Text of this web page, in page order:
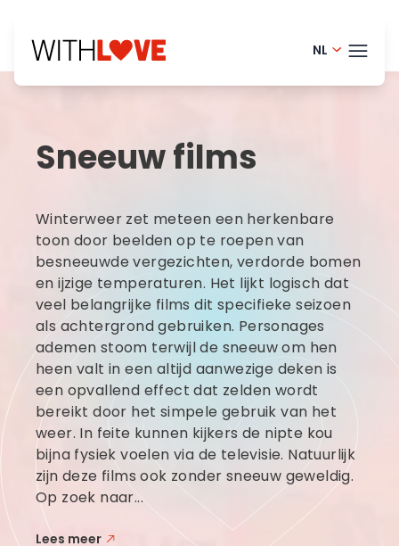
NL
French -
Swedish
Sneeuw films
Winterweer zet meteen een herkenbare
toon door beelden op te roepen van
besneeuwde vergezichten, verdorde bomen
en ijzige temperaturen. Het lijkt logisch dat
veel belangrijke films dit specifieke seizoen
als achtergrond gebruiken. Personages
ademen stoom terwijl de sneeuw om hen
heen valt in een altijd aanwezige deken is
een opvallend effect dat zelden wordt
bereikt door het simpele gebruik van het
weer. In feite kunnen kijkers de nipte kou
bijna fysiek voelen via de televisie. Natuurlijk
zijn deze films ook zonder sneeuw geweldig.
Op zoek naar...
Lees meer